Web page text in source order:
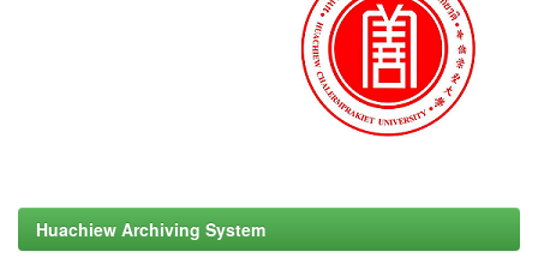
Huachiew Archiving System